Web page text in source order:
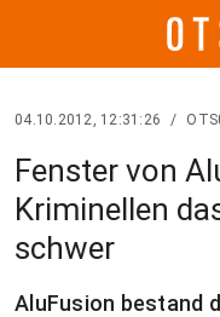
04.10.2012, 12:31:26 /
Fenster von
Kriminellen
schwer
AluFusion bestand